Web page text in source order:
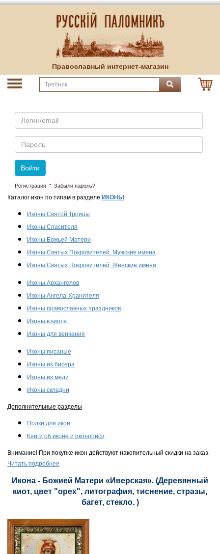
Православный интернет-магазин
Email
Пароль
Войти
Регистрация · Забыли пароль?
Каталог икон по типам в разделе ИКОНЫ :
Иконы Святой Троицы
Иконы Спасителя
Иконы Божьей Матери
Иконы Святых Покровителей. Мужские имена
Иконы Святых Покровителей. Женские имена
Иконы Архангелов
Иконы Ангела-Хранителя
Иконы православных праздников
Иконы в киоте
Иконы для венчания
Иконы писаные
Иконы из бисера
Иконы из меди
Иконы складни
Дополнительные разделы
Полки для икон
Книги об иконе и иконописи
Внимание! При покупке икон действуют накопительный скидки на заказ.
Читать подробнее
Икона - Божией Матери «Иверская». (Деревянный
киот, цвет "орех", литография, тиснение, стразы,
багет, стекло. )